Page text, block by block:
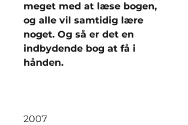
meget med at læse bogen,
og alle vil samtidig lære
noget. Og så er det en
indbydende bog at få i
hånden.
2007